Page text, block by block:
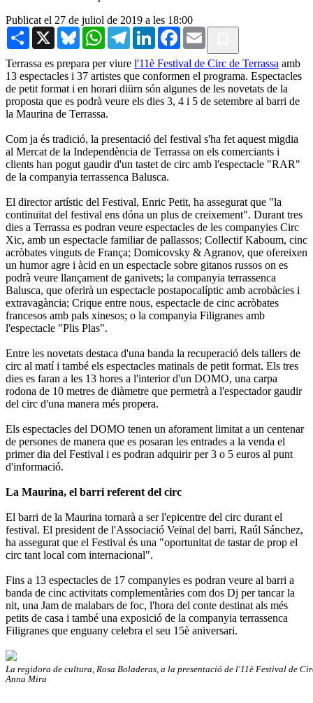
Publicat el 27 de juliol de 2019 a les 18:00
Share X BlueskyWhatsAppTelegramLinkedInFacebook
Email
Terrassa es prepara per viure l'11è Festival de Circ de Terrassa amb
13 espectacles i 37 artistes que conformen el programa. Espectacles
de petit format i en horari diürn són algunes de les novetats de la
proposta que es podrà veure els dies 3, 4 i 5 de setembre al barri de
la Maurina de Terrassa.
Com ja és tradició, la presentació del festival s'ha fet aquest migdia
al Mercat de la Independència de Terrassa on els comerciants i
clients han pogut gaudir d'un tastet de circ amb l'espectacle "RAR"
de la companyia terrassenca Balusca.
El director artístic del Festival, Enric Petit, ha assegurat que "la
continuïtat del festival ens dóna un plus de creixement". Durant tres
dies a Terrassa es podran veure espectacles de les companyies Circ
Xic, amb un espectacle familiar de pallassos; Collectif Kaboum, cinc
acròbates vinguts de França; Domicovsky & Agranov, que ofereixen
un humor agre i àcid en un espectacle sobre gitanos russos on es
podrà veure llançament de ganivets; la companyia terrassenca
Balusca, que oferirà un espectacle postapocalíptic amb acrobàcies i
extravagància; Crique entre nous, espectacle de cinc acròbates
francesos amb pals xinesos; o la companyia Filigranes amb
l'espectacle "Plis Plas".
Entre les novetats destaca d'una banda la recuperació dels tallers de
circ al matí i també els espectacles matinals de petit format. Els tres
dies es faran a les 13 hores a l'interior d'un DOMO, una carpa
rodona de 10 metres de diàmetre que permetrà a l'espectador gaudir
del circ d'una manera més propera.
Els espectacles del DOMO tenen un aforament limitat a un centenar
de persones de manera que es posaran les entrades a la venda el
primer dia del Festival i es podran adquirir per 3 o 5 euros al punt
d'informació.
La Maurina, el barri referent del circ
El barri de la Maurina tornarà a ser l'epicentre del circ durant el
festival. El president de l'Associació Veïnal del barri, Raúl Sánchez,
ha assegurat que el Festival és una "oportunitat de tastar de prop el
circ tant local com internacional".
Fins a 13 espectacles de 17 companyies es podran veure al barri a
banda de cinc activitats complementàries com dos Dj per tancar la
nit, una Jam de malabars de foc, l'hora del conte destinat als més
petits de casa i també una exposició de la companyia terrassenca
Filigranes que enguany celebra el seu 15è aniversari.
La regidora de cultura, Rosa Boladeras, a la presentació de l'11è Festival de
Anna Mira